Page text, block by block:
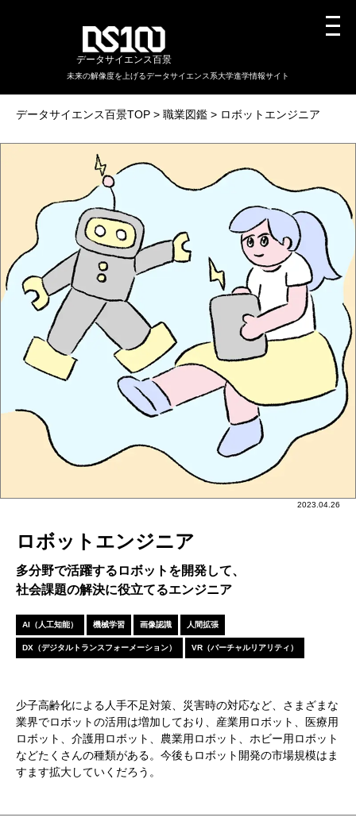
未来の解像度を上げるデータサイエンス系大学進学情報サイト
データサイエンス百景
データサイエンス百景TOP 職業図鑑 ロボットエンジニア
2023.04.26
ロボットエンジニア
多分野で活躍するロボットを開発して、
社会課題の解決に役立てるエンジニア
AI（人工知能） 機械学習 画像認識 人間拡張
DX（デジタルトランスフォーメーション） VR（バーチャルリアリティ）
少子高齢化による人手不足対策、災害時の対応など、さまざまな
業界でロボットの活用は増加しており、産業用ロボット、医療用
ロボット、介護用ロボット、農業用ロボット、ホビー用ロボット
などたくさんの種類がある。今後もロボット開発の市場規模はま
すます拡大していくだろう。